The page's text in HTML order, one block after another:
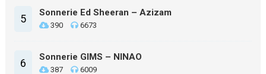
5 Sonnerie Ed Sheeran – Azizam
390 6673
6 Sonnerie GIMS – NINAO
387 6009